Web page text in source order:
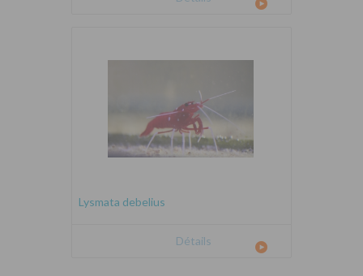
Lysmata debelius
Détails